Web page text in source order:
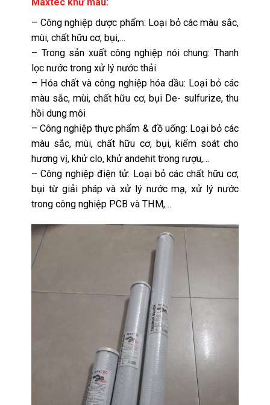
Maxtec khử màu:
– Công nghiệp dược phẩm: Loại bỏ các màu sắc,
mùi, chất hữu cơ, bụi,…
– Trong sản xuất công nghiệp nói chung: Thanh
lọc nước trong xử lý nước thải.
– Hóa chất và công nghiệp hóa dầu: Loại bỏ các
màu sắc, mùi, chất hữu cơ, bụi De- sulfurize, thu
hồi dung môi
– Công nghiệp thực phẩm & đồ uống: Loại bỏ các
màu sắc, mùi, chất hữu cơ, bụi, kiểm soát cho
hương vị, khử clo, khử andehit trong rượu,…
– Công nghiệp điện tử: Loại bỏ các chất hữu cơ,
bụi từ giải pháp và xử lý nước mạ, xử lý nước
trong công nghiệp PCB và THM,…